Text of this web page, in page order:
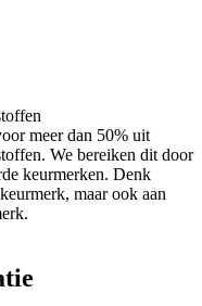
meer dan 50% uit
We bereiken dit door
keurmerken. Denk
maar ook aan